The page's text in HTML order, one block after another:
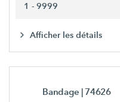
1 - 9999
Afficher les détails
Bandage | 74626